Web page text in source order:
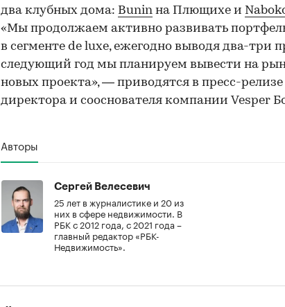
два клубных дома: Bunin на Плющихе и
«Мы продолжаем активно развивать
в сегменте de luxe, ежегодно выводя два-три
следующий год мы планируем вывести на
новых проекта», — приводятся в пресс-релизе
директора и сооснователя компании Vesper
Авторы
Сергей Велесевич
25 лет в журналистике и 20 из
них в сфере недвижимости. В
РБК с 2012 года, с 2021 года –
главный редактор «РБК-
Недвижимость».